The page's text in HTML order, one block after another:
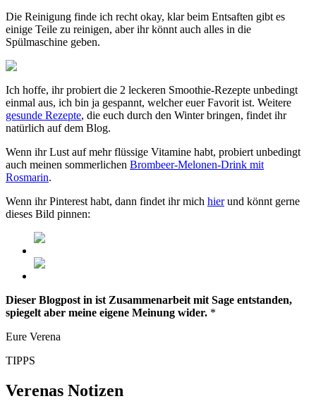
Die Reinigung finde ich recht okay, klar beim Entsaften gibt es
einige Teile zu reinigen, aber ihr könnt auch alles in die
Spülmaschine geben.
Ich hoffe, ihr probiert die 2 leckeren Smoothie-Rezepte unbedingt
einmal aus, ich bin ja gespannt, welcher euer Favorit ist. Weitere
gesunde Rezepte, die euch durch den Winter bringen, findet ihr
natürlich auf dem Blog.
Wenn ihr Lust auf mehr flüssige Vitamine habt, probiert unbedingt
auch meinen sommerlichen Brombeer-Melonen-Drink mit
Rosmarin.
Wenn ihr Pinterest habt, dann findet ihr mich hierund könnt gerne
dieses Bild pinnen:
Dieser Blogpost in ist Zusammenarbeit mit Sage entstanden,
spiegelt aber meine eigene Meinung wider. *
Eure Verena
TIPPS
Verenas Notizen